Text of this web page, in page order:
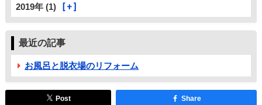
2019年 (1)
最近の記事
お風呂と脱衣場のリフォーム
Post Share